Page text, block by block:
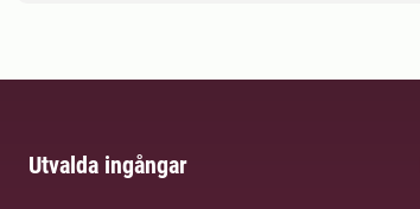
Utvalda ingångar